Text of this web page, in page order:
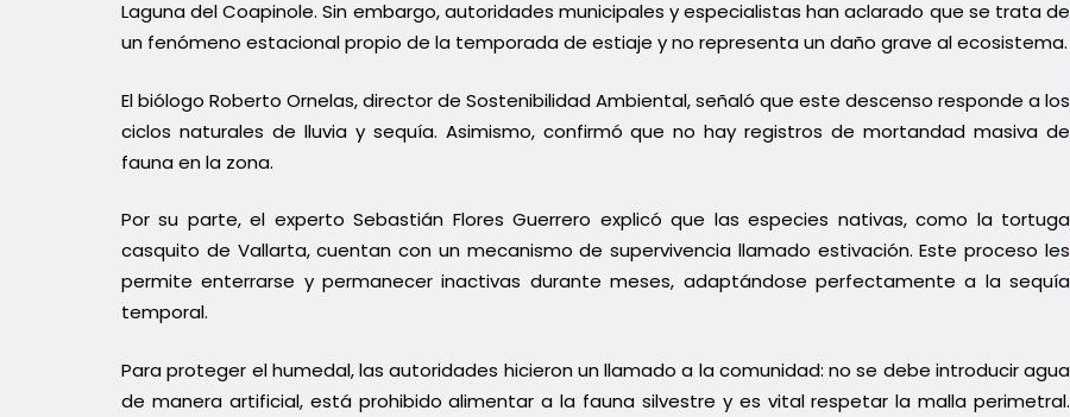
Laguna del Coapinole. Sin embargo, autoridades municipales y especialistas han aclarado que se trata de
un fenómeno estacional propio de la temporada de estiaje y no representa un daño grave al ecosistema.
El biólogo Roberto Ornelas, director de Sostenibilidad Ambiental, señaló que este descenso responde a los
ciclos naturales de lluvia y sequía. Asimismo, confirmó que no hay registros de mortandad masiva de
fauna en la zona.
Por su parte, el experto Sebastián Flores Guerrero explicó que las especies nativas, como la tortuga
casquito de Vallarta, cuentan con un mecanismo de supervivencia llamado estivación. Este proceso les
permite enterrarse y permanecer inactivas durante meses, adaptándose perfectamente a la sequía
temporal.
Para proteger el humedal, las autoridades hicieron un llamado a la comunidad: no se debe introducir agua
de manera artificial, está prohibido alimentar a la fauna silvestre y es vital respetar la malla perimetral.